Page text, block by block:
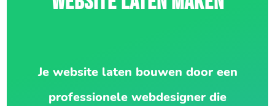
Je website laten bouwen door een
professionele webdesigner die